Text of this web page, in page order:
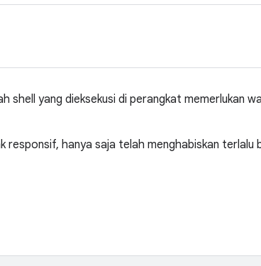
shell yang dieksekusi di perangkat memerlukan
responsif, hanya saja telah menghabiskan terlalu